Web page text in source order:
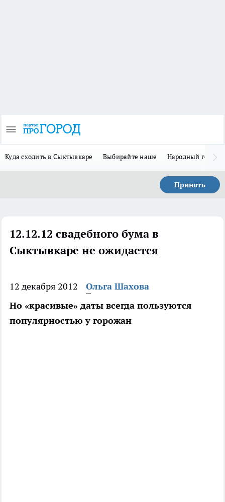
Куда сходить в Сыктывкаре Выбирайте наше Народный герой-
Принять
12.12.12 свадебного бума в
Сыктывкаре не ожидается
12 декабря 2012
Ольга Шахова
Но «красивые» даты всегда пользуются
популярностью у горожан